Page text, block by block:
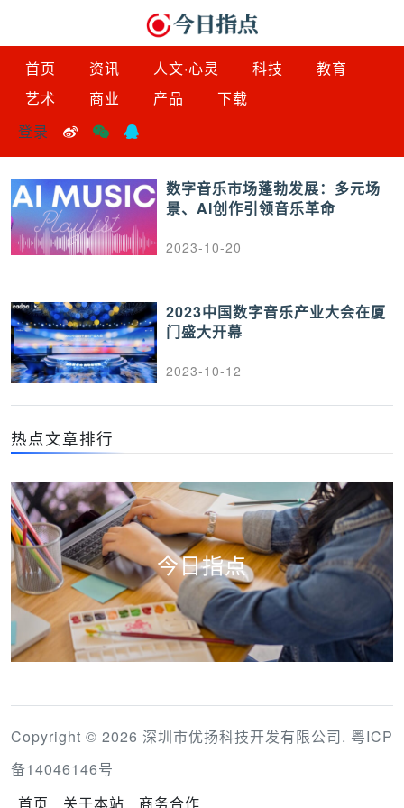
首页 资讯 人文·心灵 科技
教育
艺术
商业 产品
下载
登录
数字音乐市场蓬勃发展：多元场
景、AI创作引领音乐革命
2023-10-20
2023中国数字音乐产业大会在厦
门盛大开幕
2023-10-12
热点文章排行
今日指点
Copyright © 2026 深圳市优扬科技开发有限公司. 粤ICP
备14046146号
首页
关于本站 商务合作